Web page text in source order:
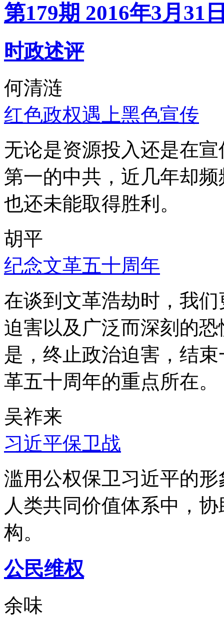
第179期 2016年3月31
时政述评
何清涟
红色政权遇上黑色宣传
无论是资源投入还是在
第一的中共，近几年却
也还未能取得胜利。
胡平
纪念文革五十周年
在谈到文革浩劫时，我
迫害以及广泛而深刻的
是，终止政治迫害，结
革五十周年的重点所在。
吴祚来
习近平保卫战
滥用公权保卫习近平的
人类共同价值体系中，
构。
公民维权
余味